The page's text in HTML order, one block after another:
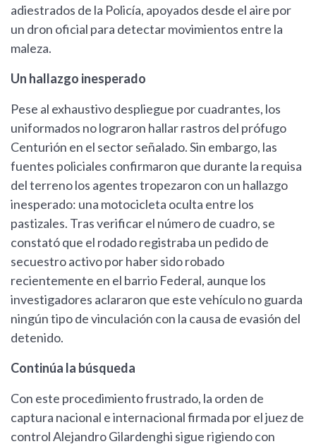
adiestrados de la Policía, apoyados desde el aire por
un dron oficial para detectar movimientos entre la
maleza.
Un hallazgo inesperado
Pese al exhaustivo despliegue por cuadrantes, los
uniformados no lograron hallar rastros del prófugo
Centurión en el sector señalado. Sin embargo, las
fuentes policiales confirmaron que durante la requisa
del terreno los agentes tropezaron con un hallazgo
inesperado: una motocicleta oculta entre los
pastizales. Tras verificar el número de cuadro, se
constató que el rodado registraba un pedido de
secuestro activo por haber sido robado
recientemente en el barrio Federal, aunque los
investigadores aclararon que este vehículo no guarda
ningún tipo de vinculación con la causa de evasión del
detenido.
Continúa la búsqueda
Con este procedimiento frustrado, la orden de
captura nacional e internacional firmada por el juez de
control Alejandro Gilardenghi sigue rigiendo con